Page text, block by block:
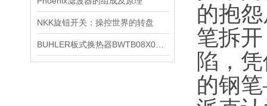
NKK旋钮开关：操控世界的转盘
的抱
笔拆
陷，
的钢